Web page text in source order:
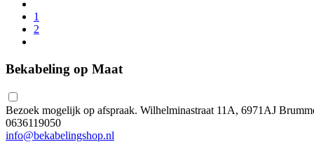
1
2
Bekabeling op Maat
Bezoek mogelijk op afspraak. Wilhelminastraat 11A, 6971AJ
0636119050
info@bekabelingshop.nl